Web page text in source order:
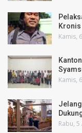
Kronis
Kamis,
Kamis,
Rabu,